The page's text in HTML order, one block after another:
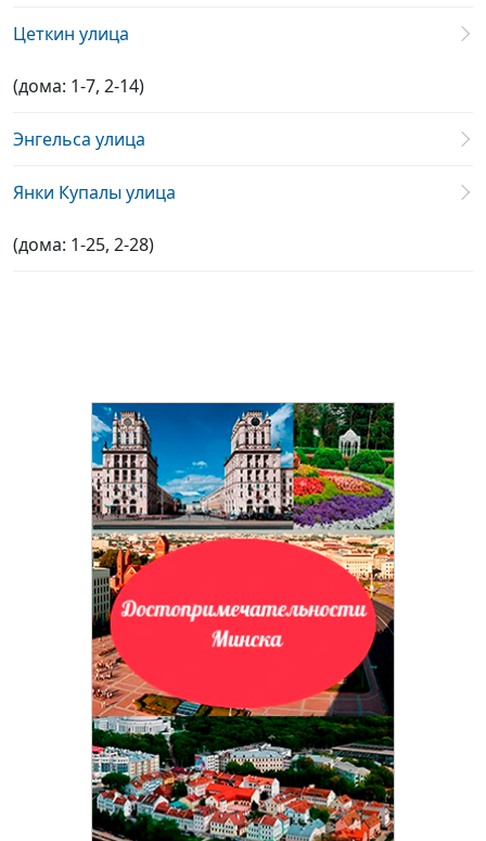
Цеткин улица
(дома: 1-7, 2-14)
Энгельса улица
Янки Купалы улица
(дома: 1-25, 2-28)